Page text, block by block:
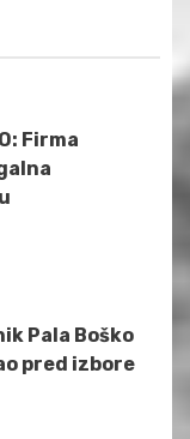
Firma
Pala Boško
pred izbore